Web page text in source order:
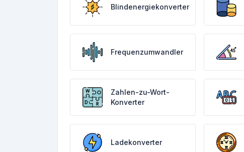
Blindenergiekonverter
Frequenzumwandler
Zahlen-zu-Wort-
Konverter
Ladekonverter